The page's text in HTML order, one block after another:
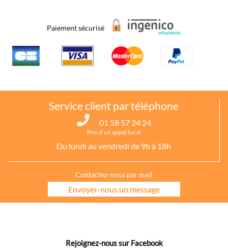
Paiement sécurisé
Service client par téléphone
01 58 57 24 24
Prix d’un appel local
Du lundi au vendredi de 9h à 18h
Contactez-nous par mail
Envoyer-nous un message
Rejoignez-nous sur Facebook